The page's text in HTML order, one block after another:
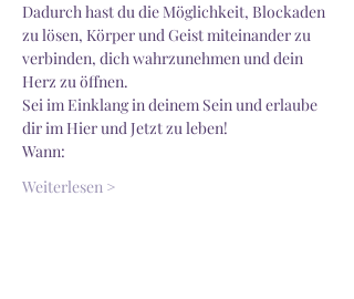
Dadurch hast du die Möglichkeit, Blockaden
zu lösen, Körper und Geist miteinander zu
verbinden, dich wahrzunehmen und dein
Herz zu öffnen.
Sei im Einklang in deinem Sein und erlaube
dir im Hier und Jetzt zu leben!
Wann:
Weiterlesen >